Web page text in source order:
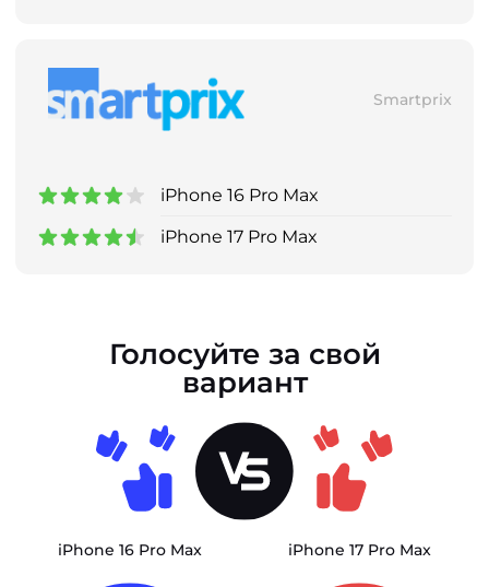
Smartprix
iPhone 16 Pro Max
iPhone 17 Pro Max
Голосуйте за свой
вариант
iPhone 16 Pro Max iPhone 17 Pro Max